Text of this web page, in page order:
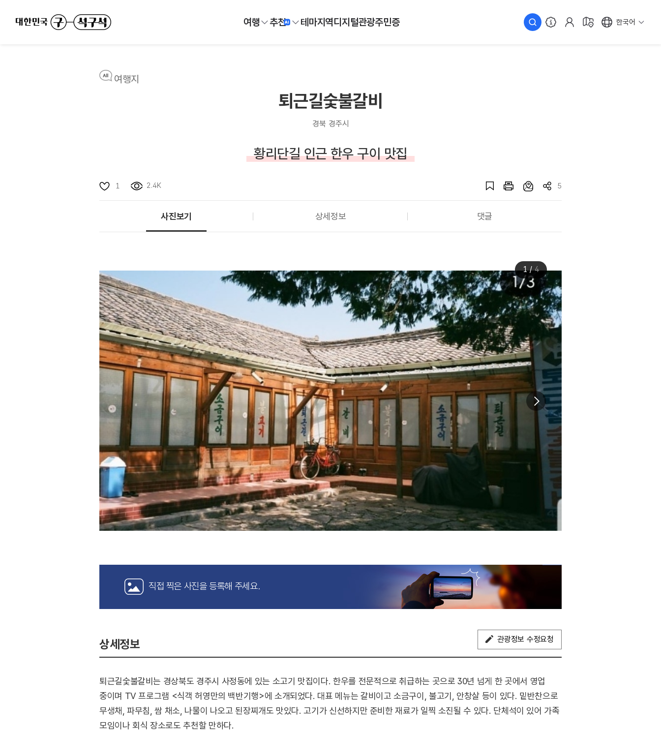
여행 추천 테마지역디지털관광주민증 한국어
여행지
퇴근길숯불갈비
경북 경주시
황리단길 인근 한우 구이 맛집
1 2.4K 5
사진보기 상세정보 댓글
1/4
직접 찍은 사진을 등록해 주세요.
상세정보 관광정보 수정요청
퇴근길숯불갈비는 경상북도 경주시 사정동에 있는 소고기 맛집이다. 한우를 전문적으로 취급하는 곳으로 30년 넘게 한 곳에서 영업
중이며 TV 프로그램 <식객 허영만의 백반기행>에 소개되었다. 대표 메뉴는 갈비이고 소금구이, 불고기, 안창살 등이 있다. 밑반찬으로
무생채, 파무침, 쌈 채소, 나물이 나오고 된장찌개도 맛있다. 고기가 신선하지만 준비한 재료가 일찍 소진될 수 있다. 단체석이 있어 가족
모임이나 회식 장소로도 추천할 만하다.